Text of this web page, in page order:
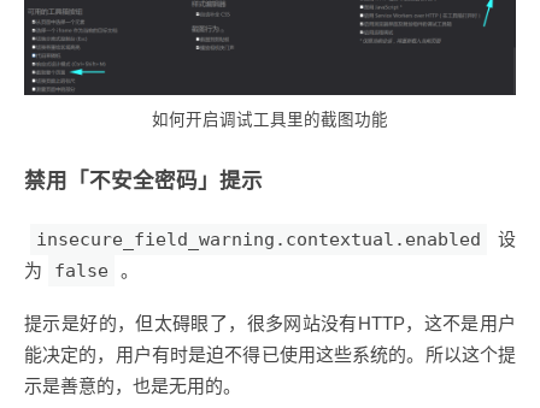
如何开启调试工具里的截图功能
禁用「不安全密码」提示
insecure_field_warning.contextual.enabled
设
为
false 。
提示是好的，但太碍眼了，很多网站没有HTTP，这不是用户
能决定的，用户有时是迫不得已使用这些系统的。所以这个提
示是善意的，也是无用的。